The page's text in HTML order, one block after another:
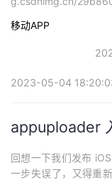
号（如...
移动APP
2023-05-04
appuploader
回想一下我们发布
一步失误了，又得重